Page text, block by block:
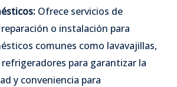
Ofrece servicios de
o instalación para
comunes como lavavajillas,
refrigeradores para garantizar la
y conveniencia para